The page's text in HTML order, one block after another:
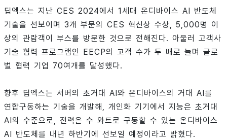
딥엑스는 지난 CES 2024에서 1세대 온디바이스 AI 반도체
기술을 선보이며 3개 부문의 CES 혁신상 수상, 5,000명 이
상의 관람객이 부스를 방문한 것으로 전해진다. 아울러 고객사
기술 협력 프로그램인 EECP의 고객 수가 두 배로 늘며 글로
벌 협력 기업 70여개를 달성했다.
향후 딥엑스는 서버의 초거대 AI와 온디바이스의 거대 AI를
연합구동하는 기술을 개발해, 개인화 기기에서 지능은 초거대
AI의 수준으로, 전력은 수 와트로 구동할 수 있는 온디바이스
AI 반도체를 내년 하반기에 선보일 예정이라고 밝혔다.